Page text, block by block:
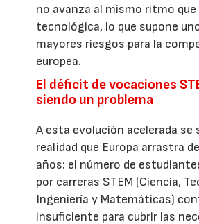
no avanza al mismo ritmo que
tecnológica, lo que supone
mayores riesgos para la
europea.
El déficit de vocaciones
siendo un problema
A esta evolución acelerada se
realidad que Europa arrastra
años: el número de
por carreras STEM (Ciencia,
Ingeniería y Matemáticas)
insuficiente para cubrir las